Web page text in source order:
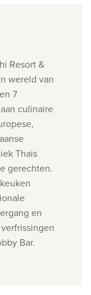
Resort &
wereld van
7
culinaire
Thais
gerechten.
en
Bar.